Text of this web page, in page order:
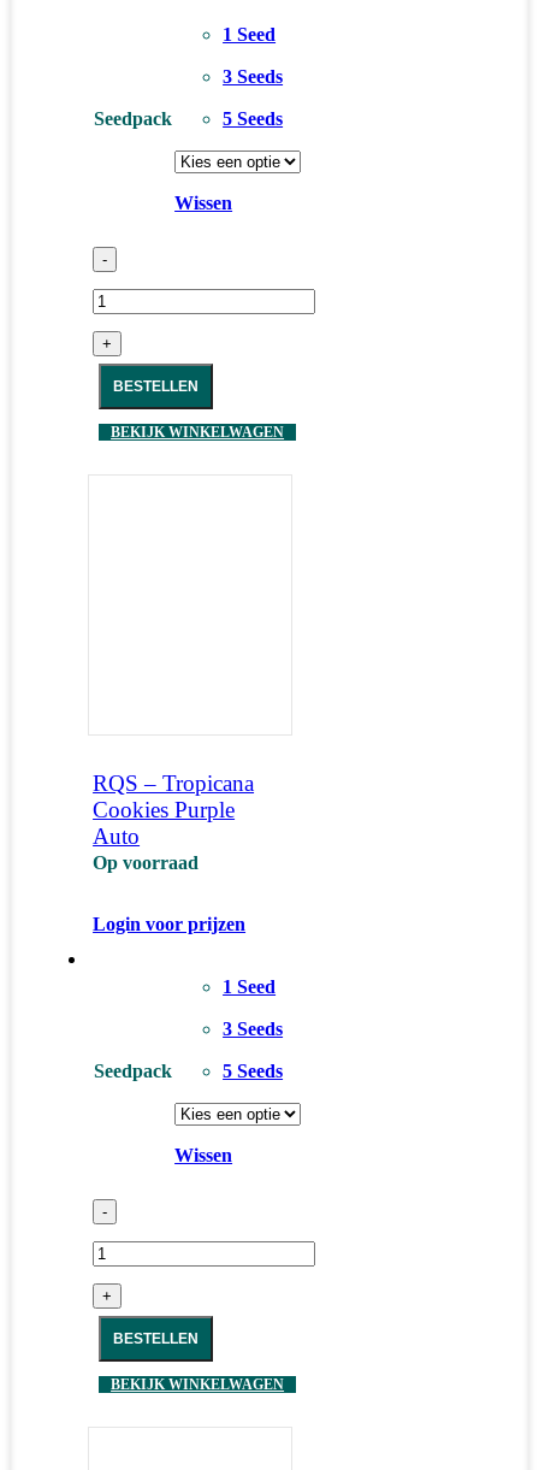
Seedpack
1 Seed
3 Seeds
5 Seeds
Wissen
-
+
BESTELLEN
BEKIJK WINKELWAGEN
RQS – Tropicana
Cookies Purple
Auto
Op voorraad
Login voor prijzen
Seedpack
1 Seed
3 Seeds
5 Seeds
Wissen
-
+
BESTELLEN
BEKIJK WINKELWAGEN